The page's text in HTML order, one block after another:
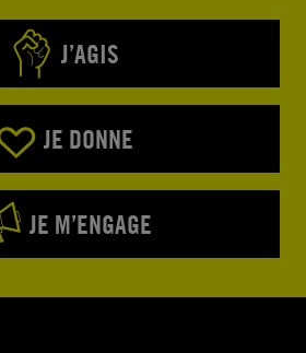
J’AGIS
JE DONNE
JE M’ENGAGE